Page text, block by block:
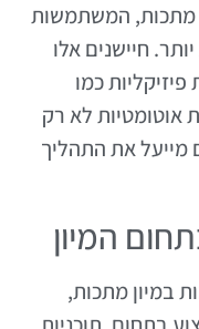
מתכות, המשתמשות
חיישנים אלו
כמו
אוטומטיות לא רק
מייעל את התהליך
המיון
במיון מתכות,